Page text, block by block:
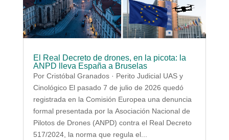
El Real Decreto de drones, en la picota: la
ANPD lleva España a Bruselas
Por Cristóbal Granados · Perito Judicial UAS y
Cinológico El pasado 7 de julio de 2026 quedó
registrada en la Comisión Europea una denuncia
formal presentada por la Asociación Nacional de
Pilotos de Drones (ANPD) contra el Real Decreto
517/2024, la norma que regula el...